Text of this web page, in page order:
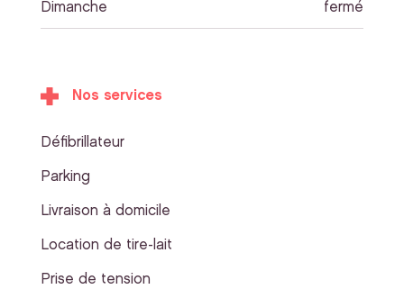
Dimanche fermé
Nos services
Défibrillateur
Parking
Livraison à domicile
Location de tire-lait
Prise de tension